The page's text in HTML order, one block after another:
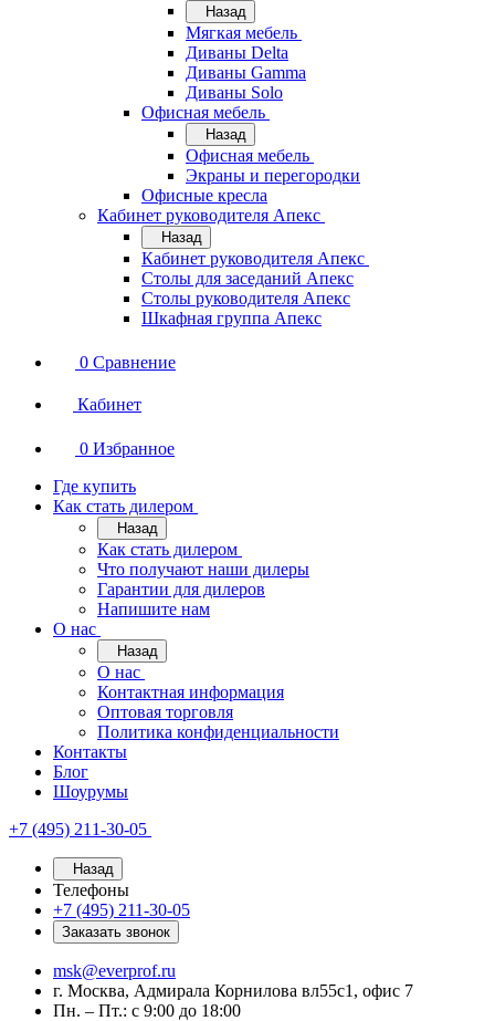
Назад
Мягкая мебель
Диваны Delta
Диваны Gamma
Диваны Solo
Офисная мебель
Назад
Офисная мебель
Экраны и перегородки
Офисные кресла
Кабинет руководителя Апекс
Назад
Кабинет руководителя Апекс
Столы для заседаний Апекс
Столы руководителя Апекс
Шкафная группа Апекс
0 Сравнение
Кабинет
0 Избранное
Где купить
Как стать дилером
Назад
Как стать дилером
Что получают наши дилеры
Гарантии для дилеров
Напишите нам
О нас
Назад
О нас
Контактная информация
Оптовая торговля
Политика конфиденциальности
Контакты
Блог
Шоурумы
+7 (495) 211-30-05
Назад
Телефоны
+7 (495) 211-30-05
Заказать звонок
msk@everprof.ru
г. Москва, Адмирала Корнилова вл55с1, офис 7
Пн. – Пт.: с 9:00 до 18:00